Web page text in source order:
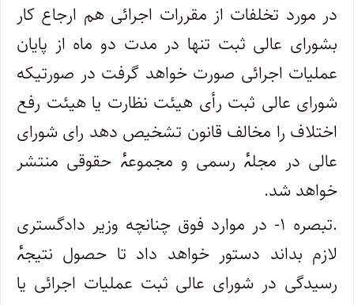
در مورد تخلفات از مقررات اجرائی هم ارجاع کار
بشورای عالی ثبت تنها در مدت دو ماه از پایان
عملیات اجرائی صورت خواهد گرفت در صورتیکه
شورای عالی ثبت رأی هیئت نظارت یا هیئت رفع
اختلاف را مخالف قانون تشخیص دهد رای شورای
عالی در مجلۂ رسمی و مجموعۂ ‌حقوقی منتشر
خواهد شد.
.تبصره ۱- در موارد فوق چنانچه وزیر دادگستری
لازم بداند دستور خواهد داد تا حصول نتیجۂ
رسیدگی در شورای عالی ثبت عملیات اجرائی یا